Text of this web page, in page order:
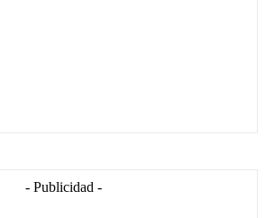
- Publicidad -